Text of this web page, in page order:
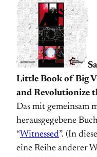
Little Book of Big
and Revolutionize
Das mit gemeinsam
herausgegebene
“Witnessed”. (In
eine Reihe anderer